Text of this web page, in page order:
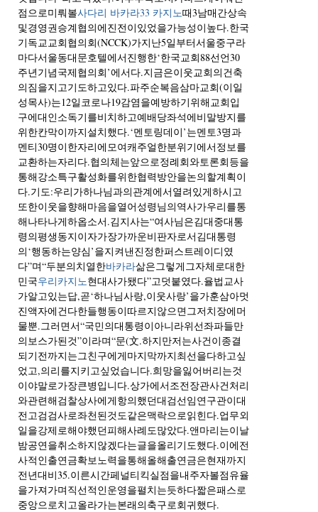
점으로미뤄볼사다리 바카라33 카지노때3남매간상속
및경영권승계협의에진전이있었을가능성이높다.한국
기독교교회협의회(NCCK)가지난5일부터서울중구라
마다서울동대문호텔에서진행한‘한국교회88선언30
주년기념국제협의회’에서다.지금은이웃교회의건축
의짐을지고기도하고있다.파주순복음삼마교회(이일
성목사)는12일코로나19감염을예방하기위해교회입
구에대인소독기를비치하고예배당좌석에비말방지를
위한칸막이까지설치했다.‘멘토링데이’는멘토3명과
멘티30명이한자리에모여캐주얼한분위기에서정보를
교환하는자리다.협의체는앞으로정례회와토론회등을
통해강소특구활성화를위한협력방안을논의할계획이
다.기도:우리가하나님과의관계에서열려있게하시고
또한이웃을향해마음을열어성령님의역사가우리를통
해나타나게하옵소서.김지사는“여사님은김대중대통
령의평생동지이자가장가까운비판자로서김대통령
의‘행동하는양심’을지켜낸진정한퍼스트레이디였
다”며“두분의치열한바카라삶은그렇게그자체로대한
민국우리카지노현대사가됐다”고덧붙였다.율법교사
가알고있는답,곧‘하나님사랑,이웃사랑’을가훈삼아멋
진액자에건다한들행동이따르지않으면그저치장에머
물뿐.그러면서“국민의대통령이아니라위선좌파들만
의보스가된것”이라며“문(文.하지만저는사건이종결
되기전까지는그친구에게마지막까지최선을다하고싶
었고,의리를지키고싶었습니다.희망을잃어버리는것
이야말로가장큰병입니다.상가에서조전장관사건처리
와관련해검찰상사에게항의했던대검선임연구관이대
전고검검사로좌천된것도같은맥락으로읽힌다.업무외
일을강제로해야했던피해사례도많았다.앤마리는이날
밤공연을취소하지않겠다는글을올리기도했다.이에전
사적인출연금확보노력을통해올해출연금은현재까지
전년대비35.이른시간페널티킥실점을내주자볼점유율
을가져가며직선적인운영을펼치는듯하다짧은패스로
중앙으로치고올라가는본래의축구로회귀했다.